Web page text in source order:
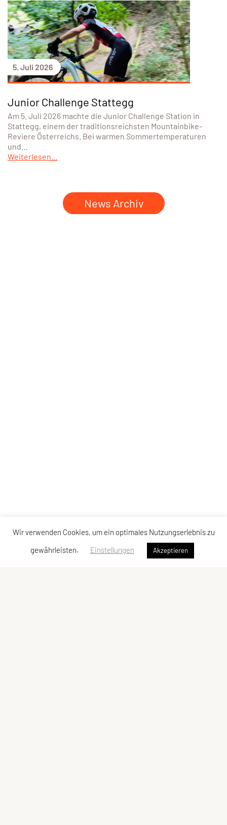
5. Juli 2026
Junior Challenge Stattegg
Am 5. Juli 2026 machte die Junior Challenge Station in
Stattegg, einem der traditionsreichsten Mountainbike-
Reviere Österreichs. Bei warmen Sommertemperaturen
und…
Weiterlesen...
News Archiv
Wir verwenden Cookies, um ein optimales Nutzungserlebnis zu
gewährleisten.
Einstellungen Akzeptieren